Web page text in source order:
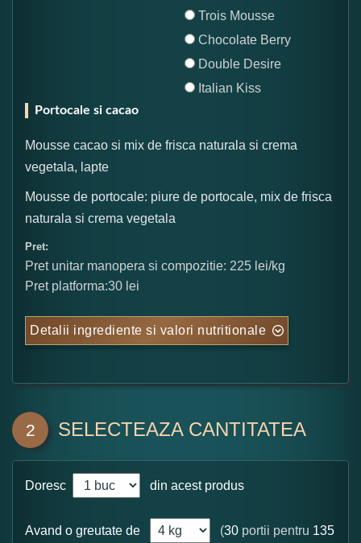
Trois Mousse
Chocolate Berry
Double Desire
Italian Kiss
Portocale si cacao
Mousse cacao si mix de frisca naturala si crema
vegetala, lapte
Mousse de portocale: piure de portocale, mix de frisca
naturala si crema vegetala
Pret:
Pret unitar manopera si compozitie: 225 lei/kg
Pret platforma:30 lei
Detalii ingrediente si valori nutritionale
2 SELECTEAZA CANTITATEA
Doresc din acest produs
Avand o greutate de (30 portii pentru 135